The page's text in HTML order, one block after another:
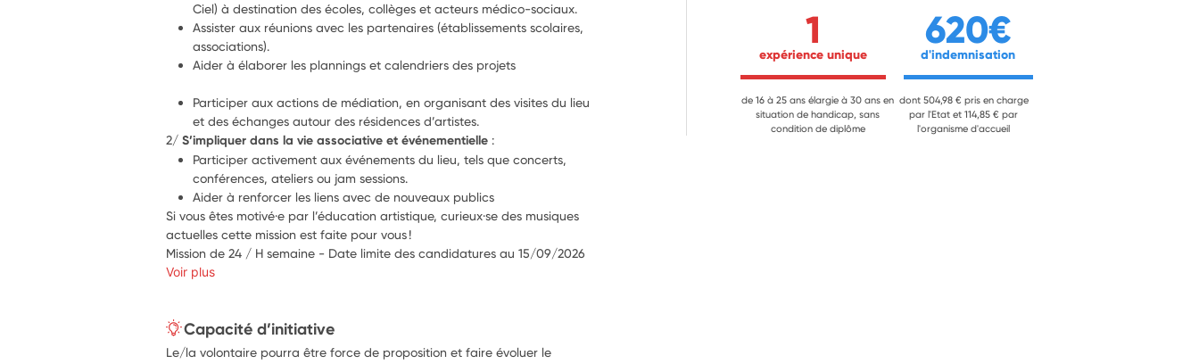
Ciel) à destination des écoles, collèges et acteurs médico-sociaux.
Assister aux réunions avec les partenaires (établissements scolaires,
associations).
Aider à élaborer les plannings et calendriers des projets
Participer aux actions de médiation, en organisant des visites du lieu
et des échanges autour des résidences d’artistes.
2/ S’impliquer dans la vie associative et événementielle :
Participer activement aux événements du lieu, tels que concerts,
conférences, ateliers ou jam sessions.
Aider à renforcer les liens avec de nouveaux publics
Si vous êtes motivé·e par l’éducation artistique, curieux·se des musiques
actuelles cette mission est faite pour vous !
Mission de 24 / H semaine - Date limite des candidatures au 15/09/2026
Voir plus
Capacité d’initiative
Le/la volontaire pourra être force de proposition et faire évoluer le
1
expérience unique
de 16 à 25 ans élargie à 30 ans en
situation de handicap, sans
condition de diplôme
620€
d'indemnisation
dont 504,98 € pris en charge
par l'Etat et 114,85 € par
l'organisme d'accueil